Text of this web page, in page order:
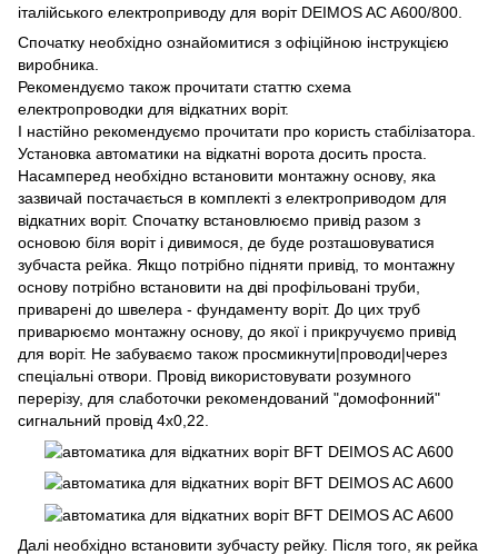
італійського електроприводу для воріт DEIMOS AC A600/800.
Спочатку необхідно ознайомитися з офіційною інструкцією
виробника.
Рекомендуємо також прочитати статтю схема
електропроводки для відкатних воріт.
І настійно рекомендуємо прочитати про користь стабілізатора.
Установка автоматики на відкатні ворота досить проста.
Насамперед необхідно встановити монтажну основу, яка
зазвичай постачається в комплекті з електроприводом для
відкатних воріт. Спочатку встановлюємо привід разом з
основою біля воріт і дивимося, де буде розташовуватися
зубчаста рейка. Якщо потрібно підняти привід, то монтажну
основу потрібно встановити на дві профільовані труби,
приварені до швелера - фундаменту воріт. До цих труб
приварюємо монтажну основу, до якої і прикручуємо привід
для воріт. Не забуваємо також просмикнути|проводи|через
спеціальні отвори. Провід використовувати розумного
перерізу, для слаботочки рекомендований "домофонний"
сигнальний провід 4х0,22.
Далі необхідно встановити зубчасту рейку. Після того, як рейка